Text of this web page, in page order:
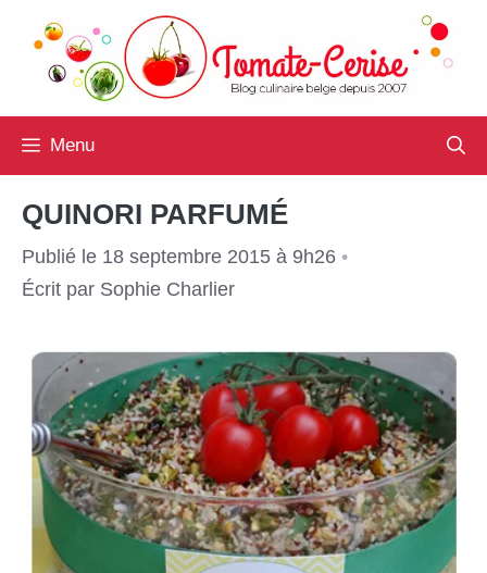
contenu
Menu
QUINORI PARFUMÉ
Publié le 18 septembre 2015 à 9h26 •
Écrit par Sophie Charlier